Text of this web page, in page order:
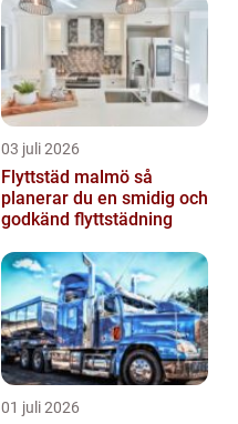
03 juli 2026
Flyttstäd malmö så
planerar du en smidig och
godkänd flyttstädning
01 juli 2026